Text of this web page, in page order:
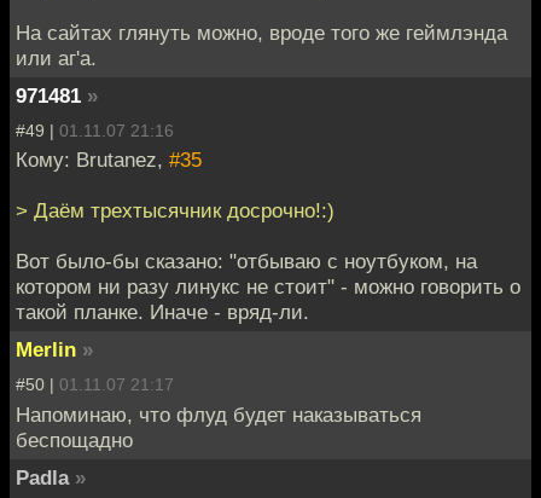
На сайтах глянуть можно, вроде того же геймлэнда
или аг'a.
971481 »
#49 | 01.11.07 21:16
Кому: Brutanez, #35
> Даём трехтысячник досрочно!:)
Вот было-бы сказано: "отбываю с ноутбуком, на
котором ни разу линукс не стоит" - можно говорить о
такой планке. Иначе - вряд-ли.
Merlin »
#50 | 01.11.07 21:17
Напоминаю, что флуд будет наказываться
беспощадно
Padla »